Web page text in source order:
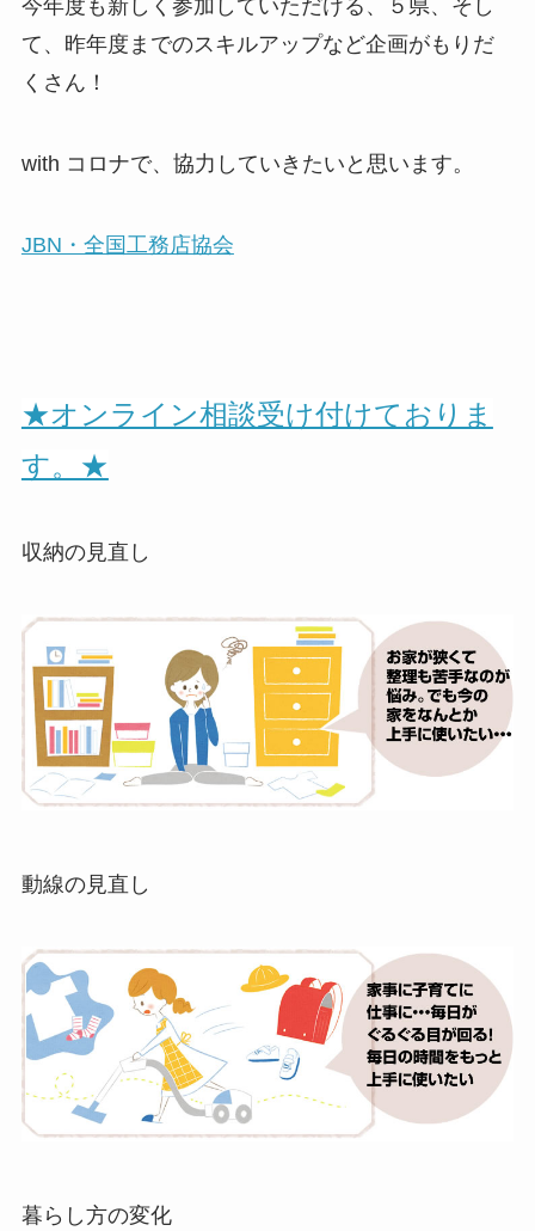
今年度も新しく参加していただける、５県、そし
て、昨年度までのスキルアップなど企画がもりだ
くさん！
with コロナで、協力していきたいと思います。
JBN・全国工務店協会
★オンライン相談受け付けておりま
す。★
収納の見直し
動線の見直し
暮らし方の変化